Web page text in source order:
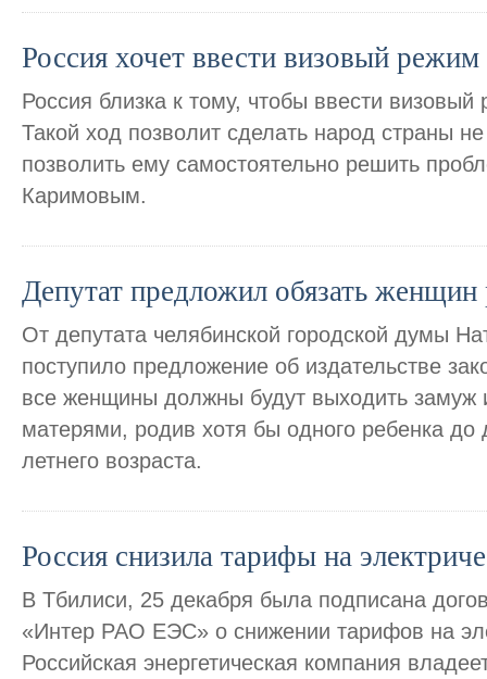
Россия хочет ввести визовый
Россия близка к тому, чтобы ввести
Такой ход позволит сделать народ страны
позволить ему самостоятельно решить
Каримовым.
Депутат предложил обязать женщин
От депутата челябинской городской думы
поступило предложение об издательстве
все женщины должны будут выходить замуж
матерями, родив хотя бы одного ребенка до
летнего возраста.
Россия снизила тарифы на
В Тбилиси, 25 декабря была подписана
«Интер РАО ЕЭС» о снижении тарифов на
Российская энергетическая компания